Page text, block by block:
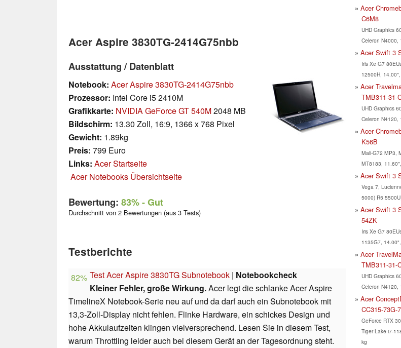
Acer Aspire 3830TG-2414G75nbb
Ausstattung / Datenblatt
Notebook: Acer Aspire 3830TG-2414G75nbb
Prozessor: Intel Core i5 2410M
Grafikkarte: NVIDIA GeForce GT 540M2048 MB
Bildschirm: 13.30 Zoll, 16:9, 1366 x 768 Pixel
Gewicht: 1.89kg
Preis: 799 Euro
Links: Acer Startseite
Acer Notebooks Übersichtseite
Bewertung: 83%- Gut
Durchschnitt von 2 Bewertungen (aus 3 Tests)
Testberichte
82% Test Acer Aspire 3830TG Subnotebook | Notebookcheck
Kleiner Fehler, große Wirkung.Acer legt die schlanke Acer Aspire
TimelineX Notebook-Serie neu auf und da darf auch ein Subnotebook mit
13,3-Zoll-Display nicht fehlen. Flinke Hardware, ein schickes Design und
hohe Akkulaufzeiten klingen vielversprechend. Lesen Sie in diesem Test,
warum Throttling leider auch bei diesem Gerät an der Tagesordnung steht.
Acer
C6M8
UHD Graphics
Celeron N4000,
Acer Swift 3
Iris Xe G7
12500H,
Acer
TMB311-31-
UHD Graphics
Celeron N4120,
Acer
K56B
Mali-G72 MP3,
MT8183,
Acer Swift 3
Vega 7,
5000) R5
Acer Swift 3
54ZK
Iris Xe G7
1135G7,
Acer
TMB311-31-
UHD Graphics
Celeron N4120,
Acer
CC315-73G-
GeForce RTX
Tiger Lake i7-
kg